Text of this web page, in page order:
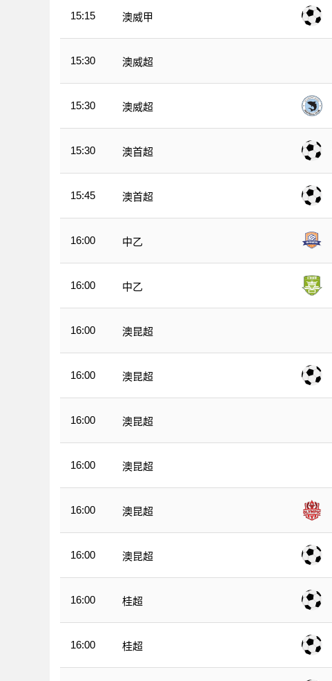
15:15 澳威甲
15:30 澳威超
15:30 澳威超
15:30 澳首超
15:45 澳首超
16:00 中乙
16:00 中乙
16:00 澳昆超
16:00 澳昆超
16:00 澳昆超
16:00 澳昆超
16:00 澳昆超
16:00 澳昆超
16:00 桂超
16:00 桂超